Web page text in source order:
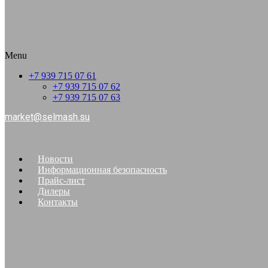
Menu
+7 939 715 07 61
+7 939 715 07 62
+7 939 715 07 63
market@selmash.su
Новости
Информационная безопасность
Прайс-лист
Дилеры
Контакты